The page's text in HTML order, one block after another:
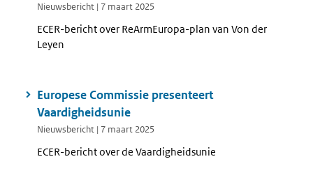
Nieuwsbericht | 7 maart 2025
ECER-bericht over ReArmEuropa-plan van Von der
Leyen
Europese Commissie presenteert
Vaardigheidsunie
Nieuwsbericht | 7 maart 2025
ECER-bericht over de Vaardigheidsunie